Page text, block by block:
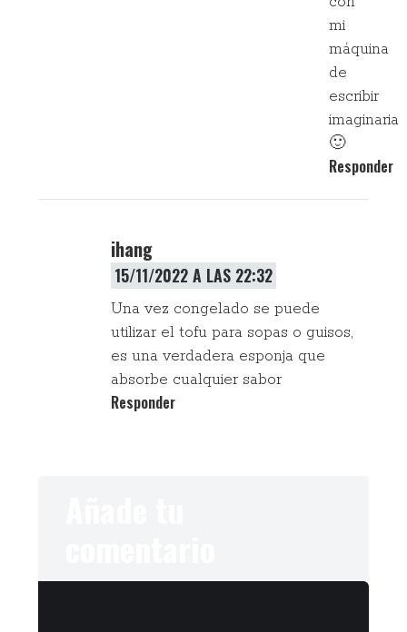
mi
máquina
de
escribir
imaginaria
🙂
Responder
ihang
15/11/2022 A LAS 22:32
Una vez congelado se puede
utilizar el tofu para sopas o guisos,
es una verdadera esponja que
absorbe cualquier sabor
Responder